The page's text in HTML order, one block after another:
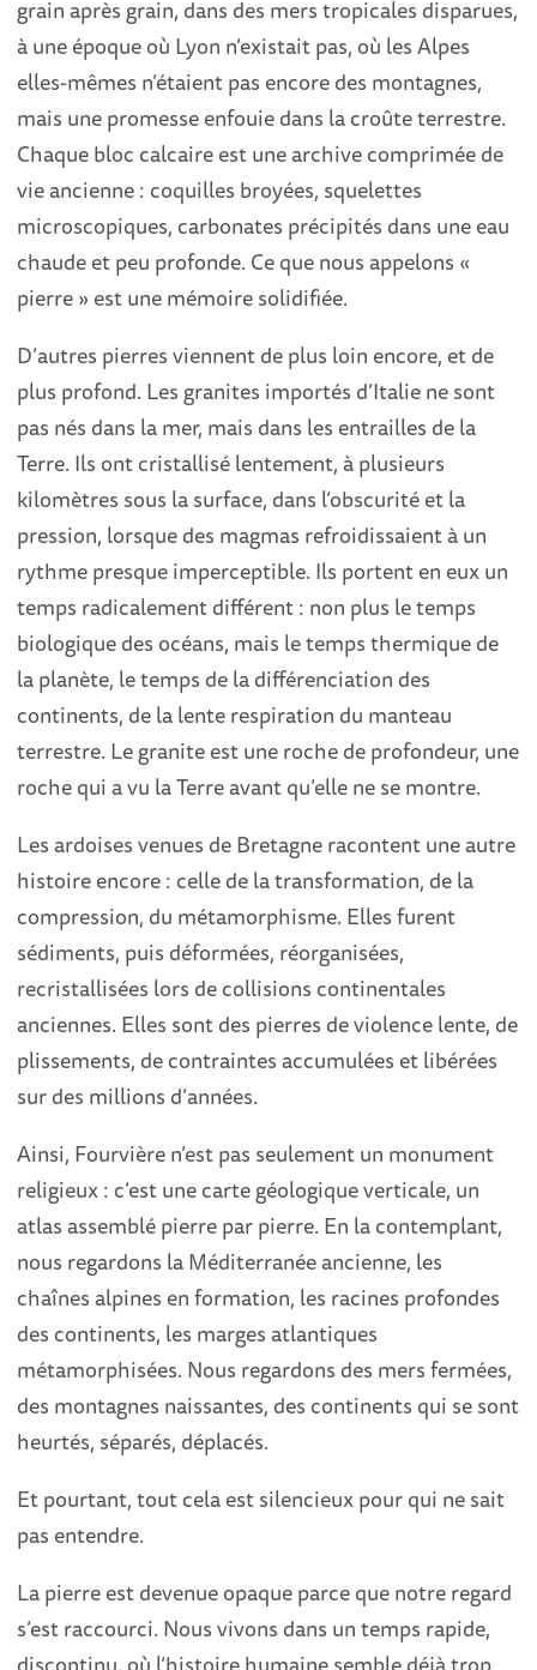
grain après grain, dans des mers tropicales disparues,
à une époque où Lyon n’existait pas, où les Alpes
elles-mêmes n’étaient pas encore des montagnes,
mais une promesse enfouie dans la croûte terrestre.
Chaque bloc calcaire est une archive comprimée de
vie ancienne : coquilles broyées, squelettes
microscopiques, carbonates précipités dans une eau
chaude et peu profonde. Ce que nous appelons «
pierre » est une mémoire solidifiée.
D’autres pierres viennent de plus loin encore, et de
plus profond. Les granites importés d’Italie ne sont
pas nés dans la mer, mais dans les entrailles de la
Terre. Ils ont cristallisé lentement, à plusieurs
kilomètres sous la surface, dans l’obscurité et la
pression, lorsque des magmas refroidissaient à un
rythme presque imperceptible. Ils portent en eux un
temps radicalement différent : non plus le temps
biologique des océans, mais le temps thermique de
la planète, le temps de la différenciation des
continents, de la lente respiration du manteau
terrestre. Le granite est une roche de profondeur, une
roche qui a vu la Terre avant qu’elle ne se montre.
Les ardoises venues de Bretagne racontent une autre
histoire encore : celle de la transformation, de la
compression, du métamorphisme. Elles furent
sédiments, puis déformées, réorganisées,
recristallisées lors de collisions continentales
anciennes. Elles sont des pierres de violence lente, de
plissements, de contraintes accumulées et libérées
sur des millions d’années.
Ainsi, Fourvière n’est pas seulement un monument
religieux : c’est une carte géologique verticale, un
atlas assemblé pierre par pierre. En la contemplant,
nous regardons la Méditerranée ancienne, les
chaînes alpines en formation, les racines profondes
des continents, les marges atlantiques
métamorphisées. Nous regardons des mers fermées,
des montagnes naissantes, des continents qui se sont
heurtés, séparés, déplacés.
Et pourtant, tout cela est silencieux pour qui ne sait
pas entendre.
La pierre est devenue opaque parce que notre regard
s’est raccourci. Nous vivons dans un temps rapide,